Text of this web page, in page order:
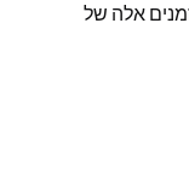
אלה של